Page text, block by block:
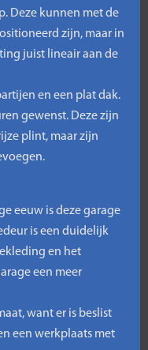
Deze kunnen met de
zijn, maar in
juist lineair aan de
en een plat dak.
gewenst. Deze zijn
plint, maar zijn
eeuw is deze garage
is een duidelijk
en het
een meer
want er is beslist
een werkplaats met